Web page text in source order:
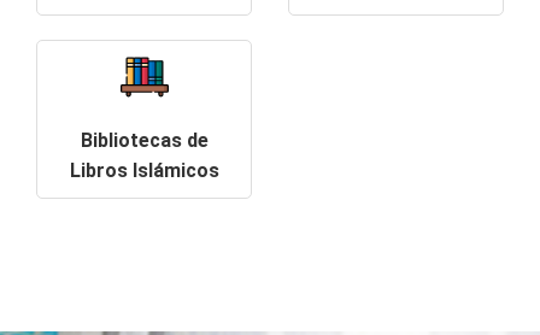
Bibliotecas de
Libros Islámicos